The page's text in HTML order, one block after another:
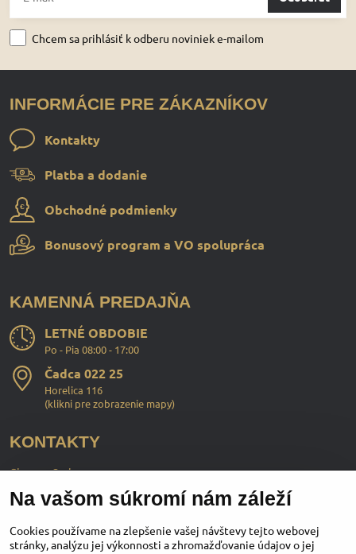
Chcem sa prihlásiť k odberu noviniek e-mailom
INFORMÁCIE PRE ZÁKAZNÍKOV
Kontakty
Platba a dodanie
Obchodné podmienky
Bonusový program a VO spolupráca
KAMENNÁ PREDAJŇA
LETNÉ OBDOBIE
Po - Pia 08:00 - 17:00
Čadca 022 25
Horelica 116
(klikni pre zobrazenie mapy)
KONTAKTY
ChopperStyle s.r.o.
Ing. Martin Murčo
+421 911 364 555
Na vašom súkromí nám záleží
Cookies používame na zlepšenie vašej návštevy tejto webovej
stránky, analýzu jej výkonnosti a zhromažďovanie údajov o jej